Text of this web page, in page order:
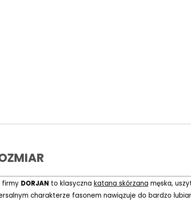
firmy DORJANto klasyczna katana skórzana męska,
charakterze fasonem nawiązuje do bardzo